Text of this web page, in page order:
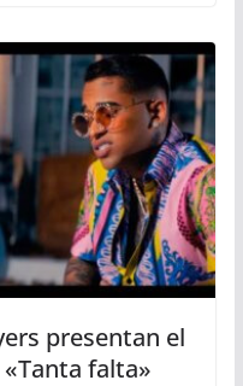
presentan el
falta»